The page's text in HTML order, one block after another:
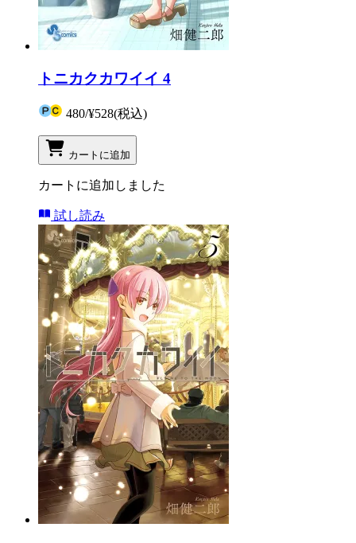
トニカクカワイイ 4
480/¥528(税込)
カートに追加
カートに追加しました
試し読み